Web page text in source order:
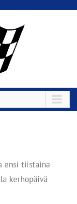
ensi tiistaina
kerhopäivä